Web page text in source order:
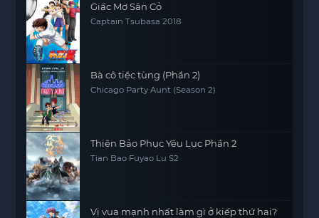
Giấc Mơ Sân Cỏ
Captain Tsubasa 2018
Bà cô tiệc tùng (Phần 2)
Chicago Party Aunt (Season 2)
Thiên Bảo Phục Yêu Lục Phần 2
Tian Bao Fuyao Lu S2
Vị vua mạnh nhất làm gì ở kiếp thứ hai?